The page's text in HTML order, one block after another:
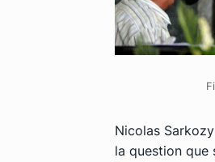
Nicolas
la question que